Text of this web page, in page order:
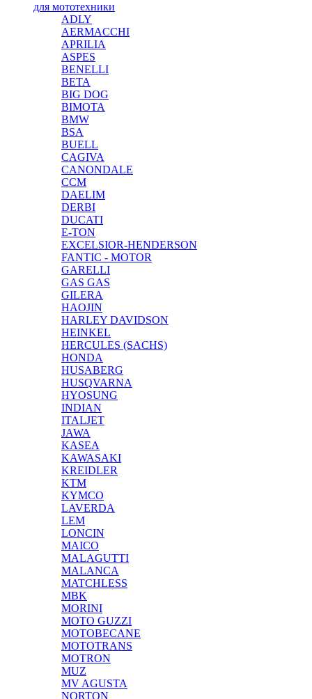
для мототехники
ADLY
AERMACCHI
APRILIA
ASPES
BENELLI
BETA
BIG DOG
BIMOTA
BMW
BSA
BUELL
CAGIVA
CANONDALE
CCM
DAELIM
DERBI
DUCATI
E-TON
EXCELSIOR-HENDERSON
FANTIC - MOTOR
GARELLI
GAS GAS
GILERA
HAOJIN
HARLEY DAVIDSON
HEINKEL
HERCULES (SACHS)
HONDA
HUSABERG
HUSQVARNA
HYOSUNG
INDIAN
ITALJET
JAWA
KASEA
KAWASAKI
KREIDLER
KTM
KYMCO
LAVERDA
LEM
LONCIN
MAICO
MALAGUTTI
MALANCA
MATCHLESS
MBK
MORINI
MOTO GUZZI
MOTOBECANE
MOTOTRANS
MOTRON
MUZ
MV AGUSTA
NORTON